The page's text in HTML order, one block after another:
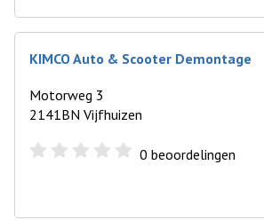
KIMCO Auto & Scooter Demontage
Motorweg 3
2141BN Vijfhuizen
0 beoordelingen